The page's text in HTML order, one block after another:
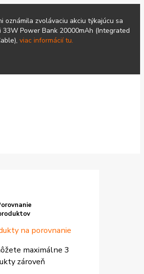
oznámila zvolávaciu akciu týkajúcu sa
33W Power Bank 20000mAh (Integrated
viac informácií tu.
na porovnanie
maximálne 3
zároveň